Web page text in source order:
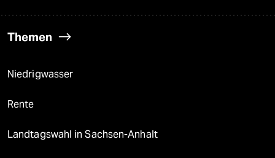
Themen
Niedrigwasser
Rente
Landtagswahl in Sachsen-Anhalt